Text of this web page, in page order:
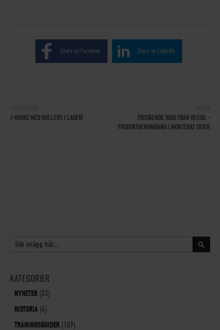
Share on Facebook Share on LinkedIn
J-HOOKS MED ROLLERS I LAGER!
FRISTÅENDE RIGG FRÅN RECOIL -
PRODUKTGENOMGÅNG I MONTERAT SKICK
SÖK
KATEGORIER
NYHETER (33)
HISTORIA (4)
TRÄNINGSGUIDER (109)